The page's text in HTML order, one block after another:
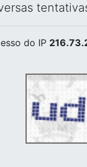
do IP